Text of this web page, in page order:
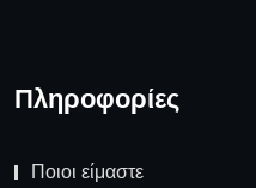
Πληροφορίες
Ποιοι είμαστε